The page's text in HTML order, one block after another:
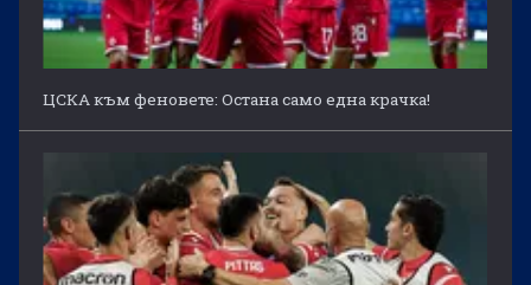
ЦСКА към феновете: Остана само една крачка!